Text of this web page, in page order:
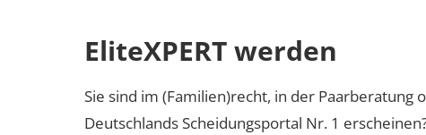
EliteXPERT werden
Sie sind im (Familien)recht, in der
Deutschlands Scheidungsportal Nr. 1